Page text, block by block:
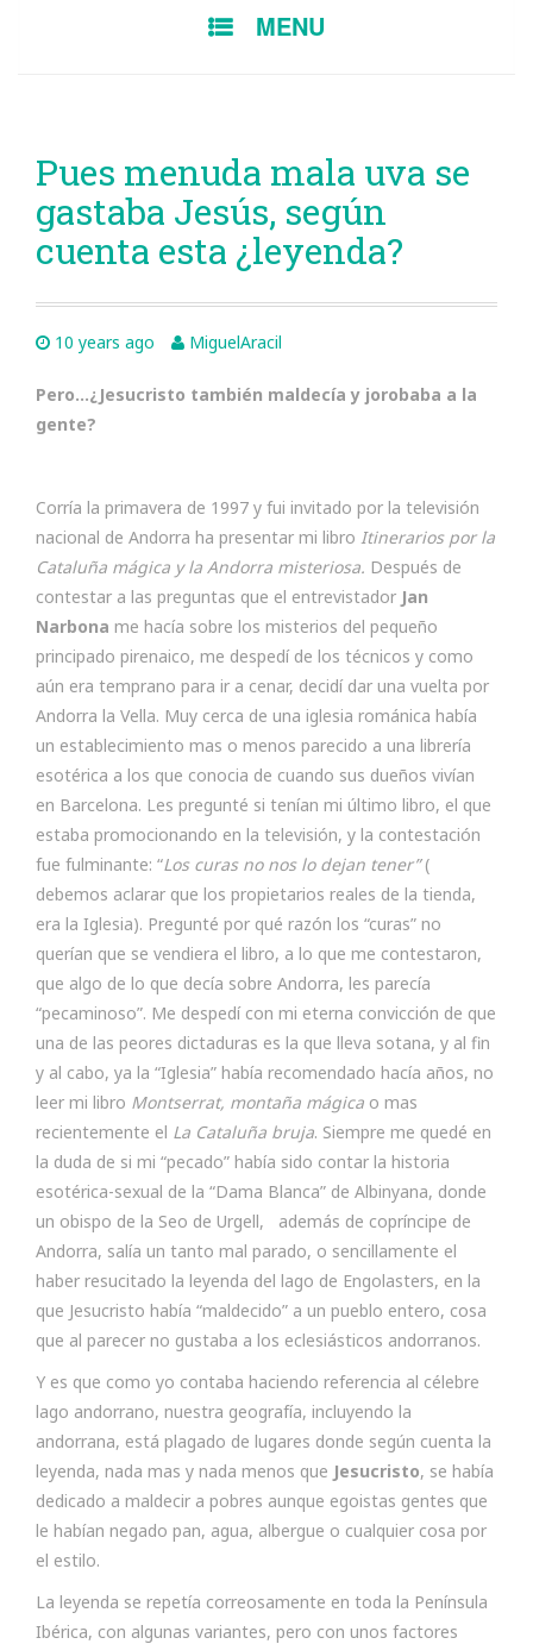
MENU
Pues menuda mala uva se
gastaba Jesús, según
cuenta esta ¿leyenda?
10 years ago MiguelAracil
Pero…¿Jesucristo también maldecía y jorobaba a la
gente?
Corría la primavera de 1997 y fui invitado por la televisión
nacional de Andorra ha presentar mi libro Itinerarios por la
Cataluña mágica y la Andorra misteriosa. Después de
contestar a las preguntas que el entrevistador Jan
Narbona me hacía sobre los misterios del pequeño
principado pirenaico, me despedí de los técnicos y como
aún era temprano para ir a cenar, decidí dar una vuelta por
Andorra la Vella. Muy cerca de una iglesia románica había
un establecimiento mas o menos parecido a una librería
esotérica a los que conocia de cuando sus dueños vivían
en Barcelona. Les pregunté si tenían mi último libro, el que
estaba promocionando en la televisión, y la contestación
fue fulminante: “Los curas no nos lo dejan tener”(
debemos aclarar que los propietarios reales de la tienda,
era la Iglesia). Pregunté por qué razón los “curas” no
querían que se vendiera el libro, a lo que me contestaron,
que algo de lo que decía sobre Andorra, les parecía
“pecaminoso”. Me despedí con mi eterna convicción de que
una de las peores dictaduras es la que lleva sotana, y al fin
y al cabo, ya la “Iglesia” había recomendado hacía años, no
leer mi libro Montserrat, montaña mágica o mas
recientemente el La Cataluña bruja. Siempre me quedé en
la duda de si mi “pecado” había sido contar la historia
esotérica-sexual de la “Dama Blanca” de Albinyana, donde
un obispo de la Seo de Urgell, además de copríncipe de
Andorra, salía un tanto mal parado, o sencillamente el
haber resucitado la leyenda del lago de Engolasters, en la
que Jesucristo había “maldecido” a un pueblo entero, cosa
que al parecer no gustaba a los eclesiásticos andorranos.
Y es que como yo contaba haciendo referencia al célebre
lago andorrano, nuestra geografía, incluyendo la
andorrana, está plagado de lugares donde según cuenta la
leyenda, nada mas y nada menos que Jesucristo, se había
dedicado a maldecir a pobres aunque egoistas gentes que
le habían negado pan, agua, albergue o cualquier cosa por
el estilo.
La leyenda se repetía correosamente en toda la Península
Ibérica, con algunas variantes, pero con unos factores